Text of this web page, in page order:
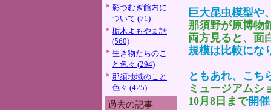
彩つむぎ館内に
ついて (71)
栃木よもやま話
(560)
生き物たちのこ
と色々 (294)
那須地域のこと
色々 (425)
過去の記事
巨大昆虫模型や
那須野が原博物
両方見ると、面
規模は比較にな
ともあれ、こち
ミュージアムシ
10月8日まで開